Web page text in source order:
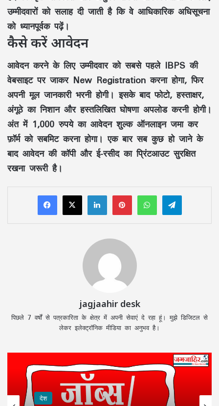
उम्मीदवारों को सलाह दी जाती है कि वे आधिकारिक अधिसूचना
को ध्यानपूर्वक पढ़ें।
कैसे करें आवेदन
आवेदन करने के लिए उम्मीदवार को सबसे पहले IBPS की
वेबसाइट पर जाकर New Registration करना होगा, फिर
अपनी मूल जानकारी भरनी होगी। इसके बाद फोटो, हस्ताक्षर,
अंगूठे का निशान और हस्तलिखित घोषणा अपलोड करनी होगी।
अंत में 1,000 रुपये का आवेदन शुल्क ऑनलाइन जमा कर
फ़ॉर्म को सबमिट करना होगा। एक बार सब कुछ हो जाने के
बाद आवेदन की कॉपी और ई-रसीद का प्रिंटआउट सुरक्षित
रखना जरूरी है।
LinkedInPinterestWhatsAppTelegram
jagjaahir desk
पिछले 7 वर्षों से पत्रकारिता के क्षेत्र में अपनी सेवाएं दे रहा हूं। मुझे डिजिटल से
लेकर इलेक्ट्रॉनिक मीडिया का अनुभव है।
देश